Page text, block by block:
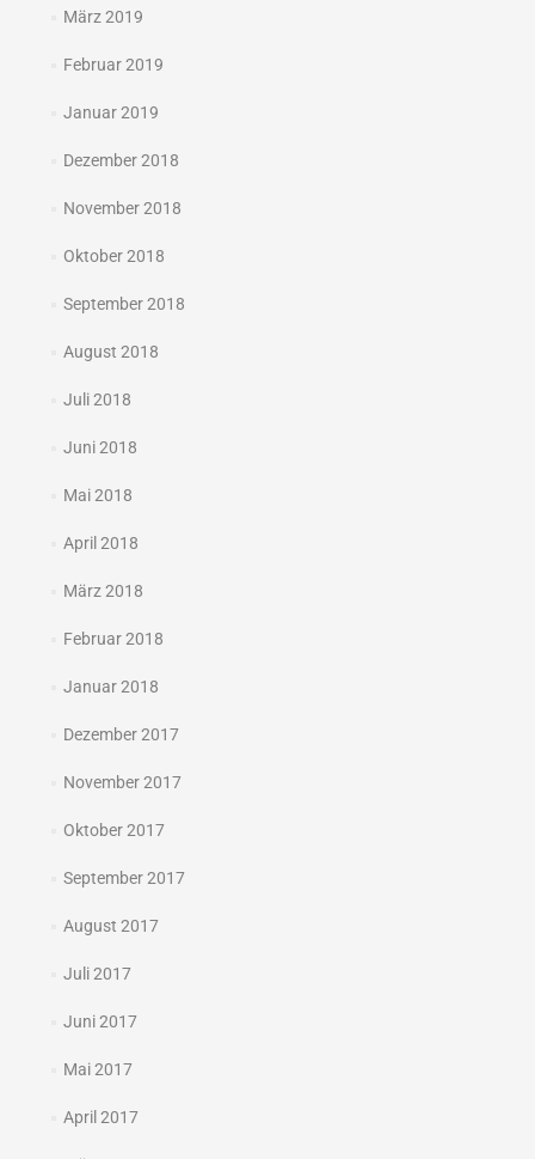
März 2019
Februar 2019
Januar 2019
Dezember 2018
November 2018
Oktober 2018
September 2018
August 2018
Juli 2018
Juni 2018
Mai 2018
April 2018
März 2018
Februar 2018
Januar 2018
Dezember 2017
November 2017
Oktober 2017
September 2017
August 2017
Juli 2017
Juni 2017
Mai 2017
April 2017